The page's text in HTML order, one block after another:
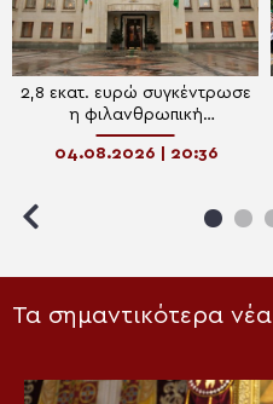
2,8 εκατ. ευρώ συγκέντρωσε
η φιλανθρωπική
διαδικτυακή πλατφόρμα του
Πατριαρχείου Μόσχας
04.08.2026 | 20:36
Τα σημαντικότερα νέα